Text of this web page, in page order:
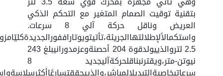
بتقنية توقيت الصمام المتغير مع التحكم الذكي
العريض وناقل حركة آلي 8 سرعات.
2.5 لتروالذييولدقوة 204 أحصنةوعزمدورانيبلغ 243
نيوتن-متر،ويقترنبناقلحركةآليجديد 8